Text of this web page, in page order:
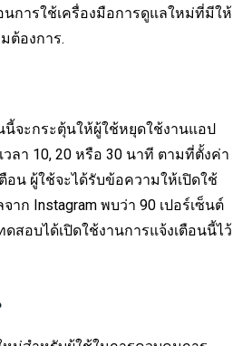
นการใช้เครื่องมือการดูแลใหม่ที่มีให้
ต้องการ.
นี้จะกระตุ้นให้ผู้ใช้หยุดใช้งานแอป
วลา 10, 20 หรือ 30 นาที ตามที่ตั้งค่า
อน ผู้ใช้จะได้รับข้อความให้เปิดใช้
าก Instagram พบว่า 90 เปอร์เซ็นต์
สอบได้เปิดใช้งานการแจ้งเตือนนี้ไว้